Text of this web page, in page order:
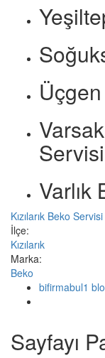
Servisi
Varlık
Kızılarık Beko Servisi
İlçe:
Kızılarık
Marka:
Beko
bifirmabul1
Sayfayı